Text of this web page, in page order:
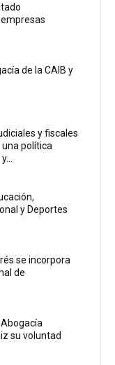
de la CAIB y
y fiscales
política
y Deportes
se incorpora
de
su voluntad